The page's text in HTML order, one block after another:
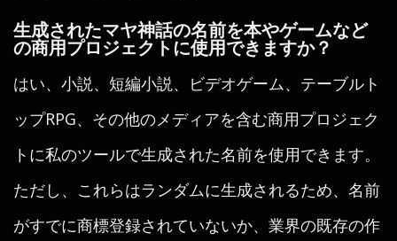
生成されたマヤ神話の名前を本やゲームなど
の商用プロジェクトに使用できますか？
はい、小説、短編小説、ビデオゲーム、テーブルト
ップRPG、その他のメディアを含む商用プロジェク
トに私のツールで生成された名前を使用できます。
ただし、これらはランダムに生成されるため、名前
がすでに商標登録されていないか、業界の既存の作